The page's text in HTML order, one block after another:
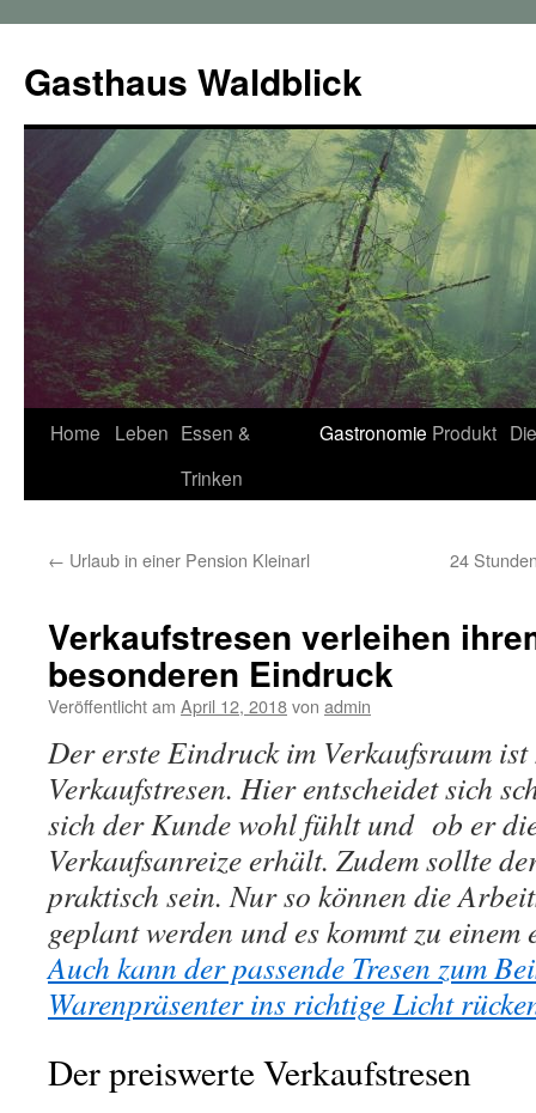
springen
Gasthaus Waldblick
Home Leben Essen &
Trinken
Gastronomie Produkt
← Urlaub in einer Pension Kleinarl 24
Verkaufstresen verleihen
besonderen Eindruck
Veröffentlicht am April 12, 2018von admin
Der erste Eindruck im Verkaufsraum ist
Verkaufstresen. Hier entscheidet sich
sich der Kunde wohl fühlt und ob er
Verkaufsanreize erhält. Zudem sollte
praktisch sein. Nur so können die
geplant werden und es kommt zu
Auch kann der passende Tresen zum
Warenpräsenter ins richtige Licht
Der preiswerte Verkaufstresen